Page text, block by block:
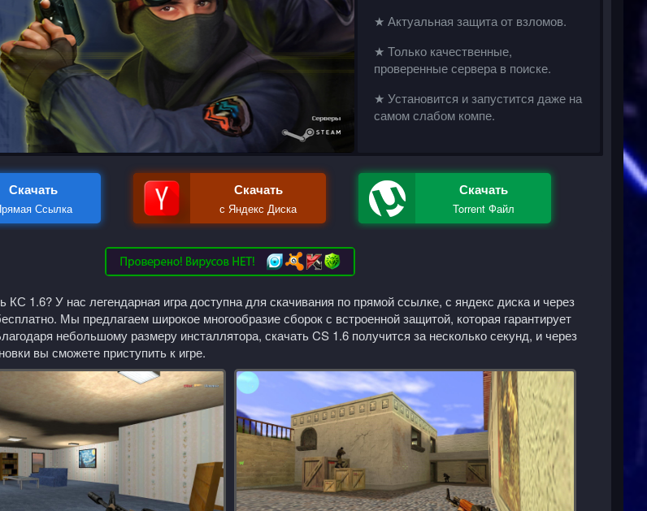
★ Актуальная защита от взломов.
★ Только качественные,
проверенные сервера в поиске.
★ Установится и запустится даже на
самом слабом компе.
Скачать
Ссылка
Скачать
с Яндекс Диска
Скачать
Torrent Файл
КС 1.6? У нас легендарная игра доступна для скачивания по прямой ссылке, с яндекс диска и через
Мы предлагаем широкое многообразие сборок с встроенной защитой, которая гарантирует
небольшому размеру инсталлятора, скачать CS 1.6 получится за несколько секунд, и через
вы сможете приступить к игре.